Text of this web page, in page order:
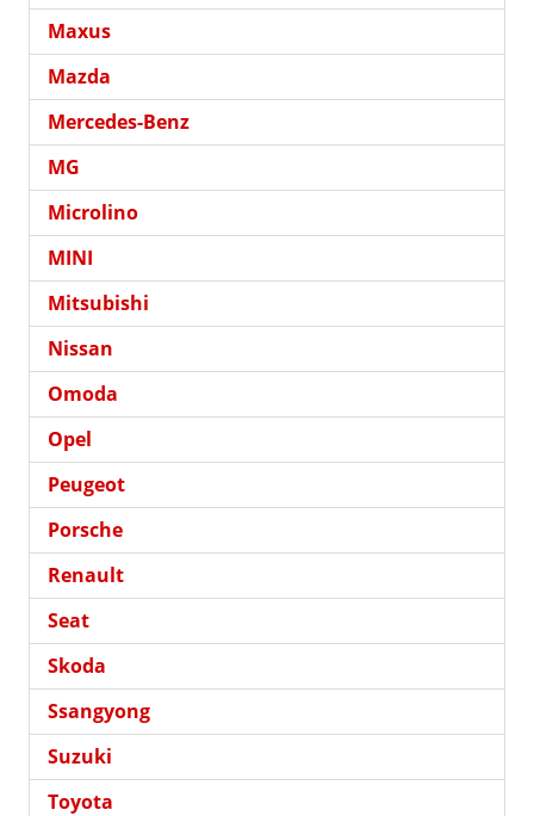
Maxus
Mazda
Mercedes-Benz
MG
Microlino
MINI
Mitsubishi
Nissan
Omoda
Opel
Peugeot
Porsche
Renault
Seat
Skoda
Ssangyong
Suzuki
Toyota